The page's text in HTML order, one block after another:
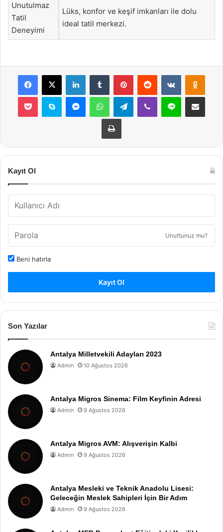
Unutulmaz
Tatil
Deneyimi
Lüks, konfor ve keşif imkanları ile dolu
ideal tatil merkezi.
Facebook
X LinkedInTumblr PinterestReddit VKontakte
Pocket Skype MessengerWhatsAppTelegramViber Line E-Posta ile
Yazdır
Kayıt Ol
Unuttunuz mu?
Beni hatırla
Kayıt Ol
Son Yazılar
Antalya Milletvekili Adayları 2023
Admin 10 Ağustos 2026
Antalya Migros Sinema: Film Keyfinin Adresi
Admin 9 Ağustos 2026
Antalya Migros AVM: Alışverişin Kalbi
Admin 9 Ağustos 2026
Antalya Mesleki ve Teknik Anadolu Lisesi:
Geleceğin Meslek Sahipleri İçin Bir Adım
Admin 9 Ağustos 2026